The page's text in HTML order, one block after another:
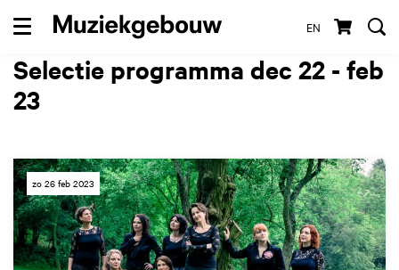
EN
Menu
Selectie programma dec 22 - feb
23
zo 26 feb 2023